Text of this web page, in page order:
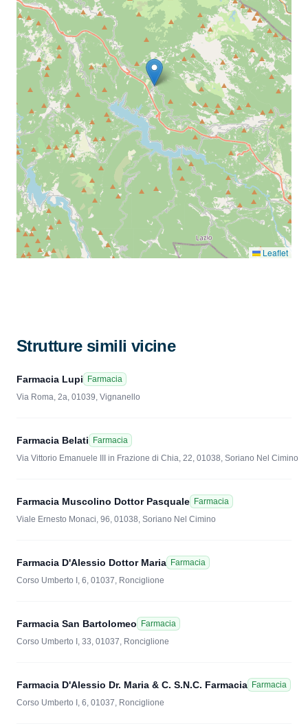
Leaflet
Strutture simili vicine
Farmacia Lupi
Farmacia
Via Roma, 2a, 01039, Vignanello
Farmacia Belati
Farmacia
Via Vittorio Emanuele III in Frazione di Chia, 22, 01038, Soriano Nel Cimino
Farmacia Muscolino Dottor Pasquale Farmacia
Viale Ernesto Monaci, 96, 01038, Soriano Nel Cimino
Farmacia D'Alessio Dottor Maria Farmacia
Corso Umberto I, 6, 01037, Ronciglione
Farmacia San Bartolomeo
Farmacia
Corso Umberto I, 33, 01037, Ronciglione
Farmacia D'Alessio Dr. Maria & C. S.N.C. Farmacia Farmacia
Corso Umberto I, 6, 01037, Ronciglione